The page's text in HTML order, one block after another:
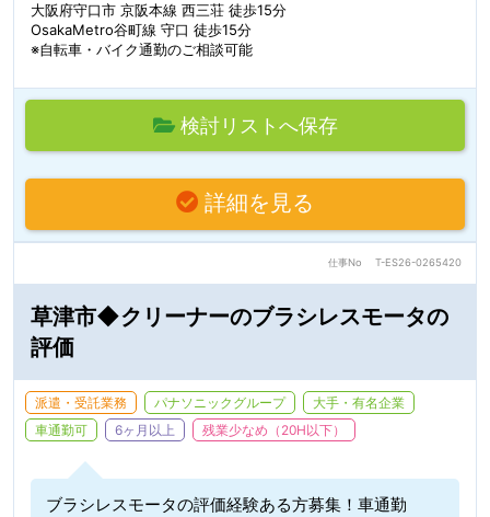
大阪府守口市 京阪本線 西三荘 徒歩15分
OsakaMetro谷町線 守口 徒歩15分
※自転車・バイク通勤のご相談可能
検討リストへ保存
詳細を見る
仕事No T-ES26-0265420
草津市◆クリーナーのブラシレスモータの
評価
派遣・受託業務 パナソニックグループ
大手・有名企業
車通勤可
6ヶ月以上 残業少なめ（20H以下）
ブラシレスモータの評価経験ある方募集！車通勤